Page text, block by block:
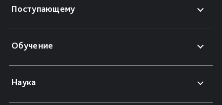
Поступающему
Обучение
Наука